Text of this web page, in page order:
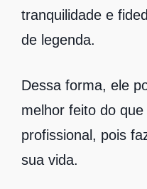
tranquilidade e
de legenda.
Dessa forma, ele
melhor feito do
profissional, pois
sua vida.